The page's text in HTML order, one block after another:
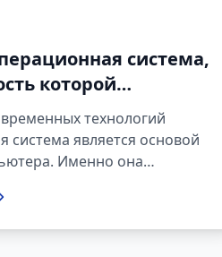
система,
которой
технологий
система является основой
Именно она
пользователя с
Наиболее распространённые